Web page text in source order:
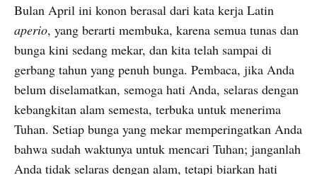
Bulan April ini konon berasal dari kata kerja Latin
aperio, yang berarti membuka, karena semua tunas dan
bunga kini sedang mekar, dan kita telah sampai di
gerbang tahun yang penuh bunga. Pembaca, jika Anda
belum diselamatkan, semoga hati Anda, selaras dengan
kebangkitan alam semesta, terbuka untuk menerima
Tuhan. Setiap bunga yang mekar memperingatkan Anda
bahwa sudah waktunya untuk mencari Tuhan; janganlah
Anda tidak selaras dengan alam, tetapi biarkan hati